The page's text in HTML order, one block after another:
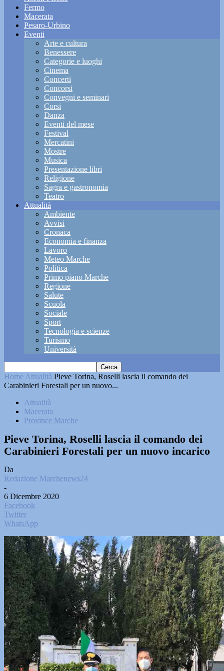
Fermo
Macerata
Pesaro-Urbino
Eventi
Arte e cultura
Benessere
Categorie e luoghi
Cinema
Concerti
Concorsi
Convegni e seminari
Corsi
Danza
Eventi del mese
Festival
Mercatini
Mostre
Musica
Presentazione libri
Religione
Sagra e gastronomia
Teatro
Attualità
Ambiente
Avvisi
Cronaca
Economia e finanza
Lavoro
Meteo Marche
Politica
Primo piano Marche
Regione
Salute
Scuola
Sociale
Sport
Tecnologia e scienze
Turismo
Università
Home Attualità Pieve Torina, Roselli lascia il comando dei
Carabinieri Forestali per un nuovo...
Attualità
Macerata
Province Marche
Pieve Torina, Roselli lascia il comando dei
Carabinieri Forestali per un nuovo incarico
Da
Redazione Marchenews24
-
6 Dicembre 2020
Facebook
Twitter
WhatsApp